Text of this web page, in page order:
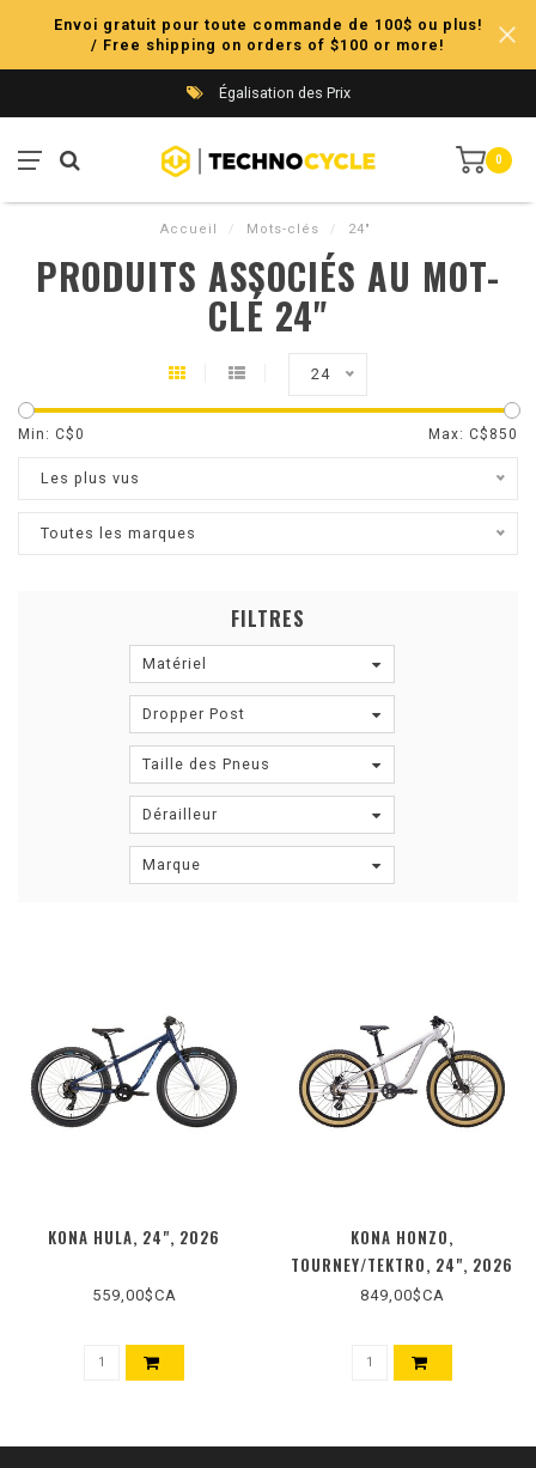
Envoi gratuit pour toute commande de 100$ ou plus!
/ Free shipping on orders of $100 or more!
Égalisation des Prix
0
Accueil / Mots-clés / 24"
PRODUITS ASSOCIÉS AU MOT-
CLÉ 24"
24
Min: C$0 Max: C$ 850
Les plus vus
Toutes les marques
FILTRES
Matériel
Dropper Post
Taille des Pneus
Dérailleur
Marque
KONA HULA, 24", 2026
559,00$CA
KONA HONZO,
TOURNEY/TEKTRO, 24", 2026
849,00$CA